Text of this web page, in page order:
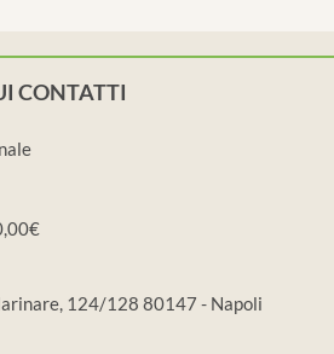
CONTATTI
124/128 80147 - Napoli